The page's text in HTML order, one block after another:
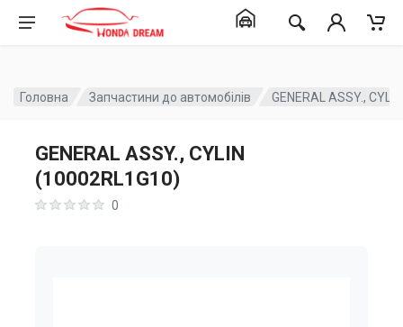
Головна Запчастини до автомобілів GENERAL ASSY.,
GENERAL ASSY., CYLIN
(10002RL1G10)
0